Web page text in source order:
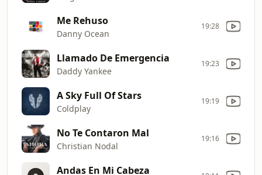
Me Rehuso
Danny Ocean
19:28
Llamado De Emergencia
Daddy Yankee
19:23
A Sky Full Of Stars
Coldplay
19:19
No Te Contaron Mal
Christian Nodal
19:16
Andas En Mi Cabeza